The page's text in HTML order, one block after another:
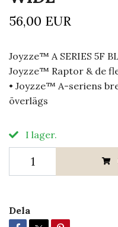
56,00 EUR
Joyzze™ A SERIES 5F
Joyzze™ Raptor & de
• Joyzze™ A-seriens
överlägs
I lager.
Dela